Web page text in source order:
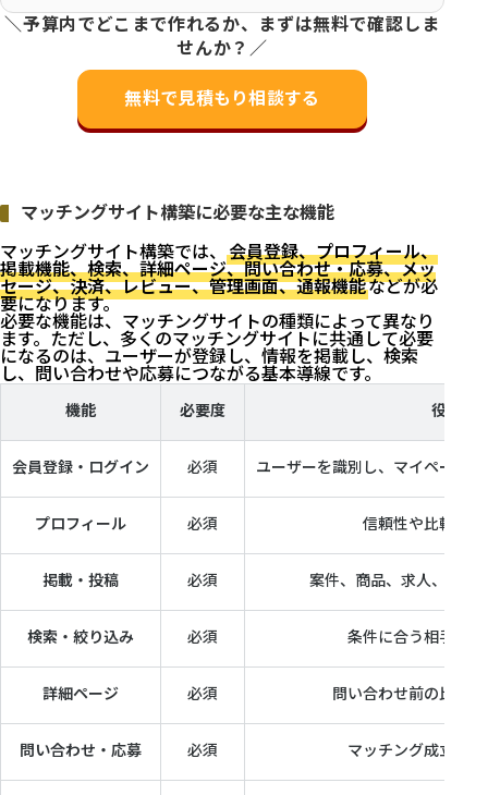
か」という点です。マッチングサ
イトは、通常のホームページ制作
とは違い、会員登録、検索、問い
合わせ、決済、管理画...
＼予算内でどこまで作れるか、まずは無料で確認しま
せんか？／
無料で見積もり相談する
マッチングサイト構築に必要な主な機能
マッチングサイト構築では、 会員登録、プロフィール、
掲載機能、検索、詳細ページ、問い合わせ・応募、メッ
セージ、決済、レビュー、管理画面、通報機能などが必
要になります。
必要な機能は、マッチングサイトの種類によって異なり
ます。ただし、多くのマッチングサイトに共通して必要
になるのは、ユーザーが登録し、情報を掲載し、検索
し、問い合わせや応募につながる基本導線です。
機能 必要度 役割
会員登録・ログイン 必須 ユーザーを識別し、マイページ
プロフィール 必須 信頼性や比較検
掲載・投稿 必須 案件、商品、求人、サー
検索・絞り込み 必須 条件に合う相手や
詳細ページ 必須 問い合わせ前の比較
問い合わせ・応募 必須 マッチング成立の